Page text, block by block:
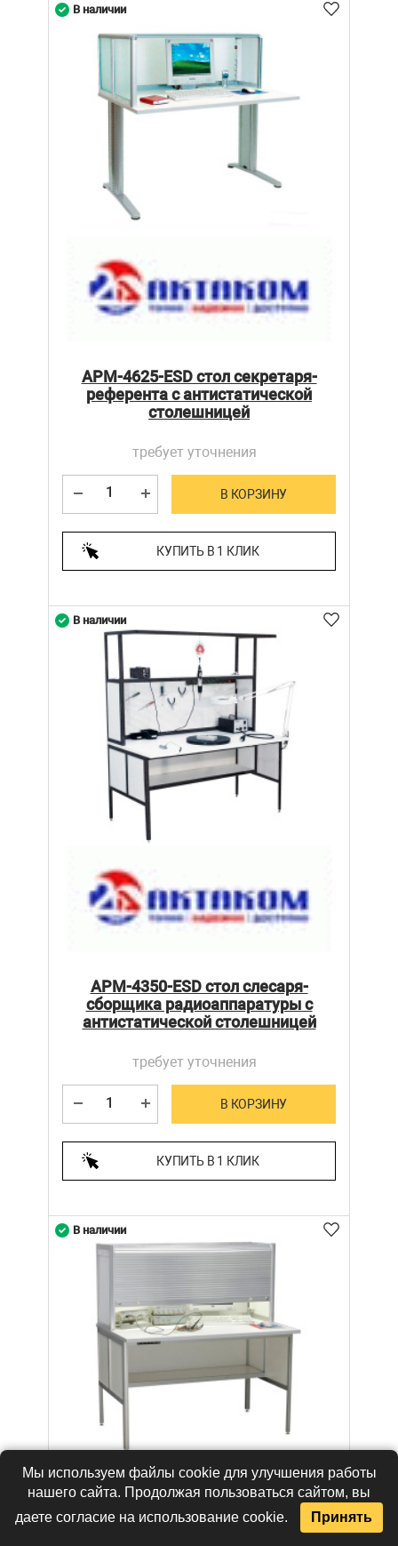
АРМ-4625-ESD стол секретаря-
референта с антистатической
столешницей
требует уточнения
В КОРЗИНУ
КУПИТЬ В 1 КЛИК
В наличии
АРМ-4350-ESD стол слесаря-
сборщика радиоаппаратуры с
антистатической столешницей
требует уточнения
В КОРЗИНУ
КУПИТЬ В 1 КЛИК
В наличии
В наличии
Мы используем файлы cookie для улучшения работы
нашего сайта. Продолжая пользоваться сайтом, вы
даете согласие на использование cookie.
Принять